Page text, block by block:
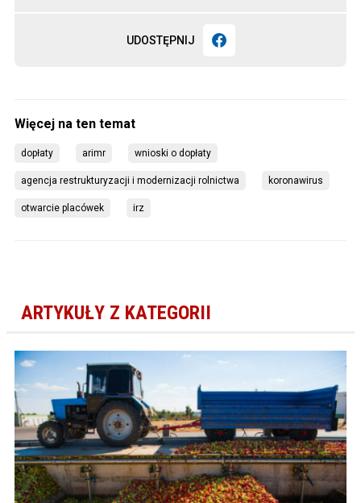
UDOSTĘPNIJ
dopłaty arimr wnioski o dopłaty
agencja restrukturyzacji i modernizacji rolnictwa koronawirus
otwarcie placówek irz
ARTYKUŁY Z KATEGORII